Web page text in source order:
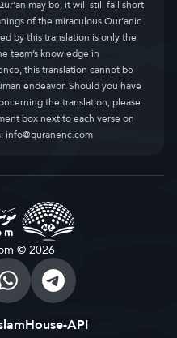
may be, it will still fall short
of the miraculous Qur’anic
by this translation is only the
team’s knowledge in
this translation cannot be
endeavor. Should you have
the translation, please
box next to each verse on
info@quranenc.com
© 2026
API